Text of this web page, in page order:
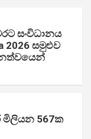
සංවිධානය
2026 සමුළුව
මිලියන 567ක